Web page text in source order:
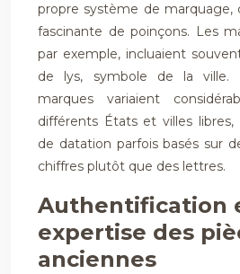
propre système de marquage,
fascinante de poinçons. Les
par exemple, incluaient
de lys, symbole de la ville.
marques variaient
différents États et villes
de datation parfois basés sur
chiffres plutôt que des lettres.
Authentification
expertise des
anciennes